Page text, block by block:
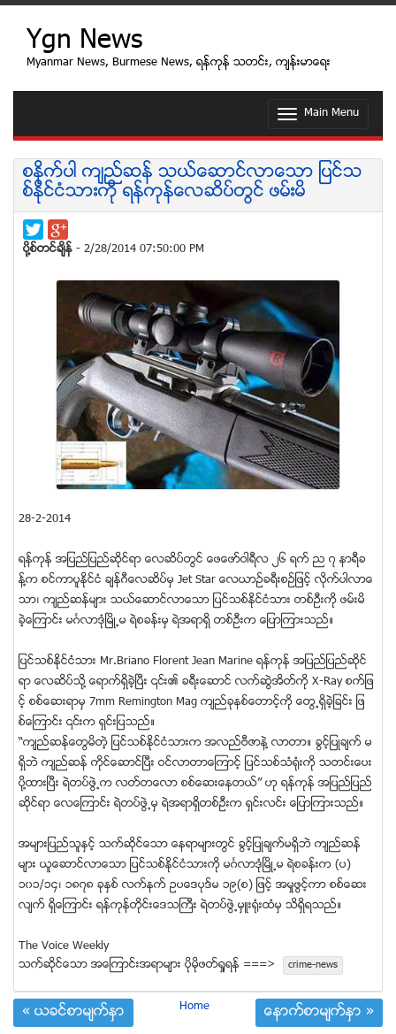
Ygn News
Myanmar News, Burmese News, ရန္ကုန္ သတင္း, က်န္းမာေရး
T
g
l
n
o
Main Menu
စႏိုက္ပါ က်ည္ဆန္ သယ္ေဆာင္လာေသာ ျပင္သ
စ္ႏိုင္ငံသားကို ရန္ကုန္ေလဆိပ္တြင္ ဖမ္းမိ
ပုိ႔စ္တင္ခ်ိန္ - 2/28/2014 07:50:00 PM
28-2-2014
ရန္ကုန္ အျပည္ျပည္ဆိုင္ရာ ေလဆိပ္တြင္ ေဖေဖာ္ဝါရီလ ၂၆ ရက္ ည ၇ နာရီခ
န္႔က စင္ကာပူႏိုင္ငံ ခ်န္ဂီေလဆိပ္မွ Jet Star ေလယာဥ္ခရီးစဥ္ျဖင့္ လိုက္ပါလာေ
သာ၊ က်ည္ဆန္မ်ား သယ္ေဆာင္လာေသာ ျပင္သစ္ႏိုင္ငံသား တစ္ဦးကို ဖမ္းမိ
ခဲ့ေၾကာင္း မဂၤလာဒုံၿမိဳ႕မ ရဲစခန္းမွ ရဲအရာရွိ တစ္ဦးက ေျပာၾကားသည္။
ျပင္သစ္ႏိုင္ငံသား Mr.Briano Florent Jean Marine ရန္ကုန္ အျပည္ျပည္ဆိုင္
ရာ ေလဆိပ္သို႔ ေရာက္ရွိခဲ့ၿပီး ၎၏ ခရီးေဆာင္ လက္ဆြဲအိတ္ကို X-Ray စက္ျဖ
င့္ စစ္ေဆးရာမွ 7mm Remington Mag က်ည္ခုနစ္ေတာင့္ကို ေတြ႕ရွိခဲ့ျခင္း ျဖ
စ္ေၾကာင္း ၎က ရွင္းျပသည္။
“က်ည္ဆန္ေတြမိတဲ့ ျပင္သစ္ႏိုင္ငံသားက အလည္ဗီဇာနဲ႔ လာတာ။ ခြင့္ျပဳခ်က္ မ
ရွိဘဲ က်ည္ဆန္ ကိုင္ေဆာင္ၿပီး ဝင္လာတာေၾကာင့္ ျပင္သစ္သံ႐ုံးကို သတင္းေပး
ပို႔ထားၿပီး ရဲတပ္ဖြဲ႕က လတ္တေလာ စစ္ေဆးေနတယ္” ဟု ရန္ကုန္ အျပည္ျပည္
ဆိုင္ရာ ေလေၾကာင္း ရဲတပ္ဖြဲ႕မွ ရဲအရာရွိတစ္ဦးက ရွင္းလင္း ေျပာၾကားသည္။
အမ်ားျပည္သူႏွင့္ သက္ဆိုင္ေသာ ေနရာမ်ားတြင္ ခြင့္ျပဳခ်က္မရွိဘဲ က်ည္ဆန္
မ်ား ယူေဆာင္လာေသာ ျပင္သစ္ႏိုင္ငံသားကို မဂၤလာဒုံၿမိဳ႕မ ရဲစခန္းက (ပ)
၁၀၁/၁၄၊ ၁၈၇၈ ခုႏွစ္ လက္နက္ ဥပေဒပုဒ္မ ၁၉(စ) ျဖင့္ အမႈဖြင့္ကာ စစ္ေဆး
လ်က္ ရွိေၾကာင္း ရန္ကုန္တိုင္းေဒသႀကီး ရဲတပ္ဖြဲ႕မွဴး႐ုံးထံမွ သိရွိရသည္။
The Voice Weekly
သက္ဆုိင္ေသာ အေၾကာင္းအရာမ်ား ပုိမုိဖတ္ရႈရန္ ===>
crime-news
« ယခင္စာမ်က္ႏွာ Home ေနာက္စာမ်က္ႏွာ »